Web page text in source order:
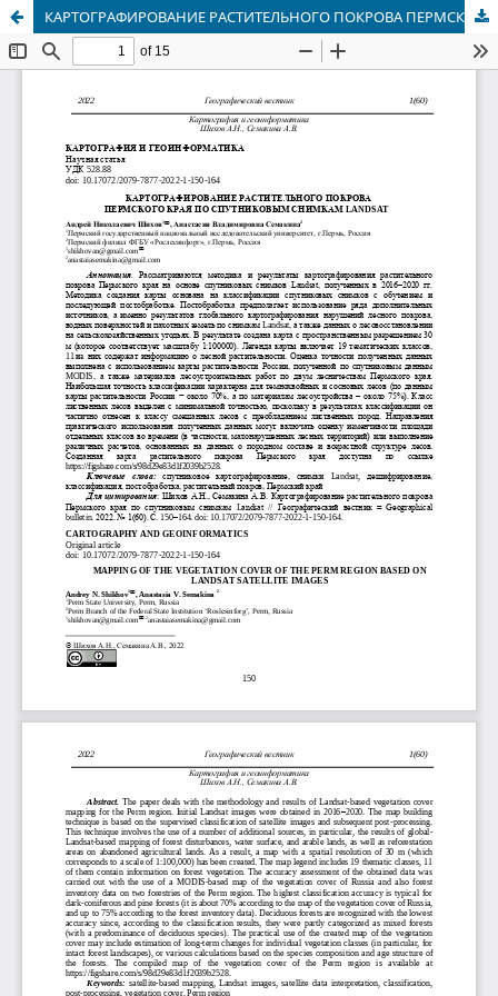
КАРТОГРАФИРОВАНИЕ РАСТИТЕЛЬНОГО ПОКРОВА ПЕРМСКОГО КРАЯ ПО СПУТНИКОВЫМ СНИМКАМ LANDSAT